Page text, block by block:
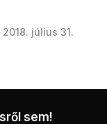
2018. július 31.
sem!